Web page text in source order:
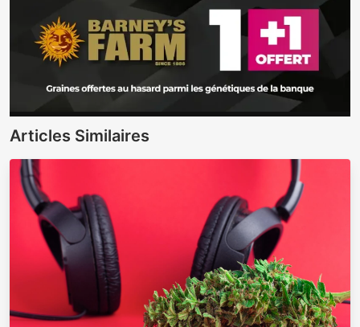
Articles Similaires